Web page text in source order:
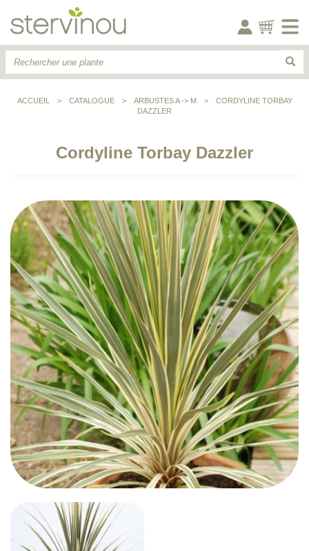
ACCUEIL > CATALOGUE > ARBUSTES A -> M >
CORDYLINE TORBAY
DAZZLER
Cordyline Torbay Dazzler